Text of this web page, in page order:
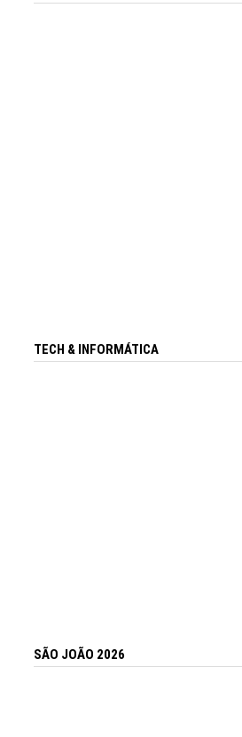
TECH & INFORMÁTICA
SÃO JOÃO 2026